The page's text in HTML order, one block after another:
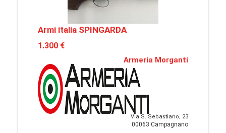
Armi italia SPINGARDA
1.300 €
Armeria Morganti
Via S. Sebastiano, 23
00063 Campagnano